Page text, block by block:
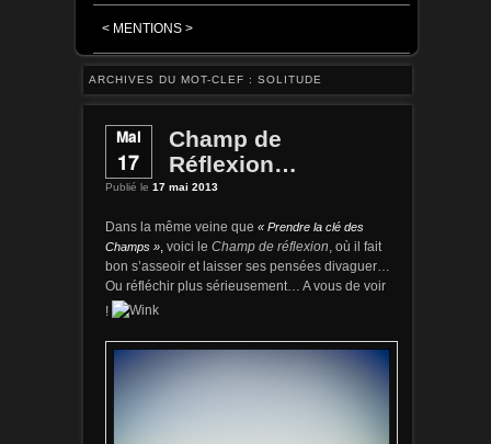
< MENTIONS >
ARCHIVES DU MOT-CLEF : SOLITUDE
Mai
17
Champ de
Réflexion…
Publié le 17 mai 2013
Dans la même veine que « Prendre la clé des
Champs », voici le Champ de réflexion , où il fait
bon s’asseoir et laisser ses pensées divaguer…
Ou réfléchir plus sérieusement… A vous de voir
!